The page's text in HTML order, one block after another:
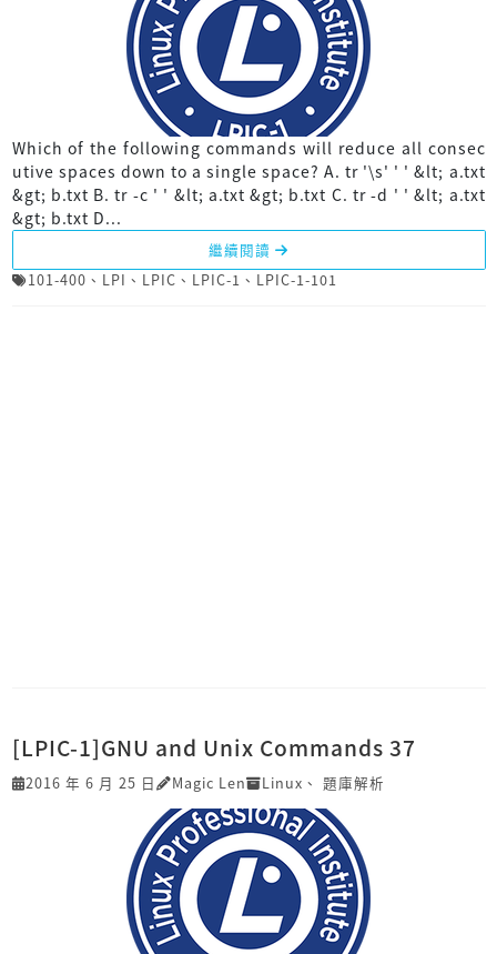
Which of the following commands will reduce all consec
utive spaces down to a single space? A. tr '\s' ' ' &lt; a.txt
&gt; b.txt B. tr -c ' ' &lt; a.txt &gt; b.txt C. tr -d ' ' &lt; a.txt
&gt; b.txt D...
繼續閱讀
101-400 、 LPI 、 LPIC 、 LPIC-1 、 LPIC-1-101
[LPIC-1]GNU and Unix Commands 37
2016 年 6 月 25 日 Magic Len Linux 、 題庫解析